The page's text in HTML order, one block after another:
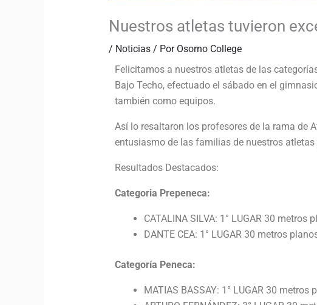
Nuestros atletas tuvieron
/ Noticias/ Por Osorno College
Felicitamos a nuestros atletas de las
Bajo Techo, efectuado el sábado en el
también como equipos.
Así lo resaltaron los profesores de la rama de
entusiasmo de las familias de nuestros
Resultados Destacados:
Categoria Prepeneca:
CATALINA SILVA: 1° LUGAR 30 metros
DANTE CEA: 1° LUGAR 30 metros
Categoría Peneca:
MATIAS BASSAY: 1° LUGAR 30